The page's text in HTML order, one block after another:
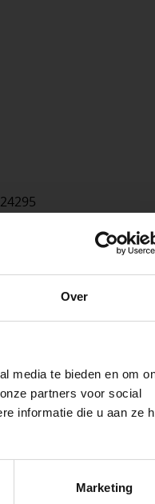
Over
media te bieden en om
partners voor social
informatie die u aan ze
Marketing
Als professionele
stap van jouw